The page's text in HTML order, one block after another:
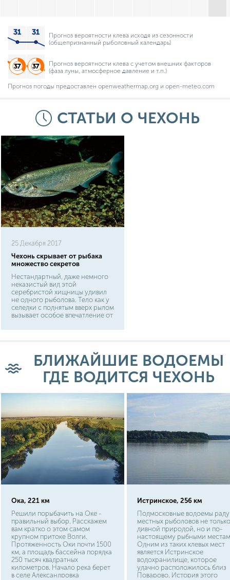
Прогноз вероятности клева исходя из сезонности
(общепризнанный рыболовный календарь)
Прогноз вероятности клева с учетом внешних факторов
(фаза луны, атмосферное давление и т.п.)
Прогноз погоды предоставлен openweathermap.org и open-meteo.com
СТАТЬИ О ЧЕХОНЬ
25 Декабря 2017
Чехонь скрывает от рыбака
множество секретов
Нестандартный, даже немного
неказистый вид этой
серебристой хищницы удивил
не одного рыболова. Тело как у
селедки с поднятым вверх рылом
вызывает особое впечатление от
карповым и обитает в основном
соленой или пресной воде.
Также ее можно встретить и на
севере: финский залив,
Ладожское озеро, Нева. Зимой
рыболовы могут вдоволь
наловить чехонь на озере
БЛИЖАЙШИЕ ВОДОЕМЫ
ГДЕ ВОДИТСЯ ЧЕХОНЬ
Ока, 221 км
Решили порыбачить на Оке -
правильный выбор. Расскажем
вам кратко о этом самом
крупном притоке Волги.
Протяженность Оки почти 1500
км, а площадь бассейна порядка
250 тысяч квадратных
километров. Начало река берет
в селе Александровка
Истринское, 256 км
Подмосковные водоемы
местных рыболовов не только
дивной природой, но и по-
настоящему рыбными
Одним из таких клевых мест
является Истринское
водохранилище, которое
удачно расположилось близ
Поварово. История этого